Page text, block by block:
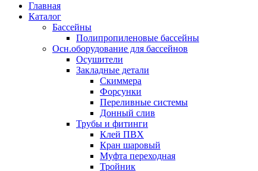
Главная
Каталог
Бассейны
Полипропиленовые бассейны
Осн.оборудование для бассейнов
Осушители
Закладные детали
Скиммера
Форсунки
Переливные системы
Донный слив
Трубы и фитинги
Клей ПВХ
Кран шаровый
Муфта переходная
Тройник